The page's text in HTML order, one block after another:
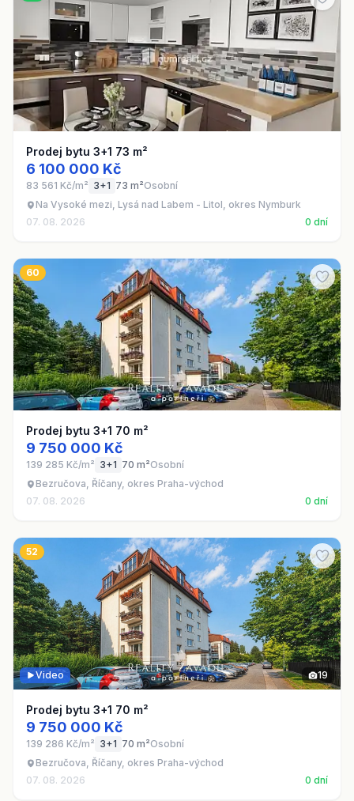
Prodej bytu 3+1 73 m²
6 100 000 Kč
83 561 Kč/m² 3+1 73 m²Osobní
Na Vysoké mezi, Lysá nad Labem - Litol, okres Nymburk
07. 08. 2026
0 dní
60
Prodej bytu 3+1 70 m²
9 750 000 Kč
139 285 Kč/m² 3+1 70 m²Osobní
Bezručova, Říčany, okres Praha-východ
07. 08. 2026
0 dní
52
19
Video
Prodej bytu 3+1 70 m²
9 750 000 Kč
139 286 Kč/m² 3+1 70 m²Osobní
Bezručova, Říčany, okres Praha-východ
07. 08. 2026
0 dní